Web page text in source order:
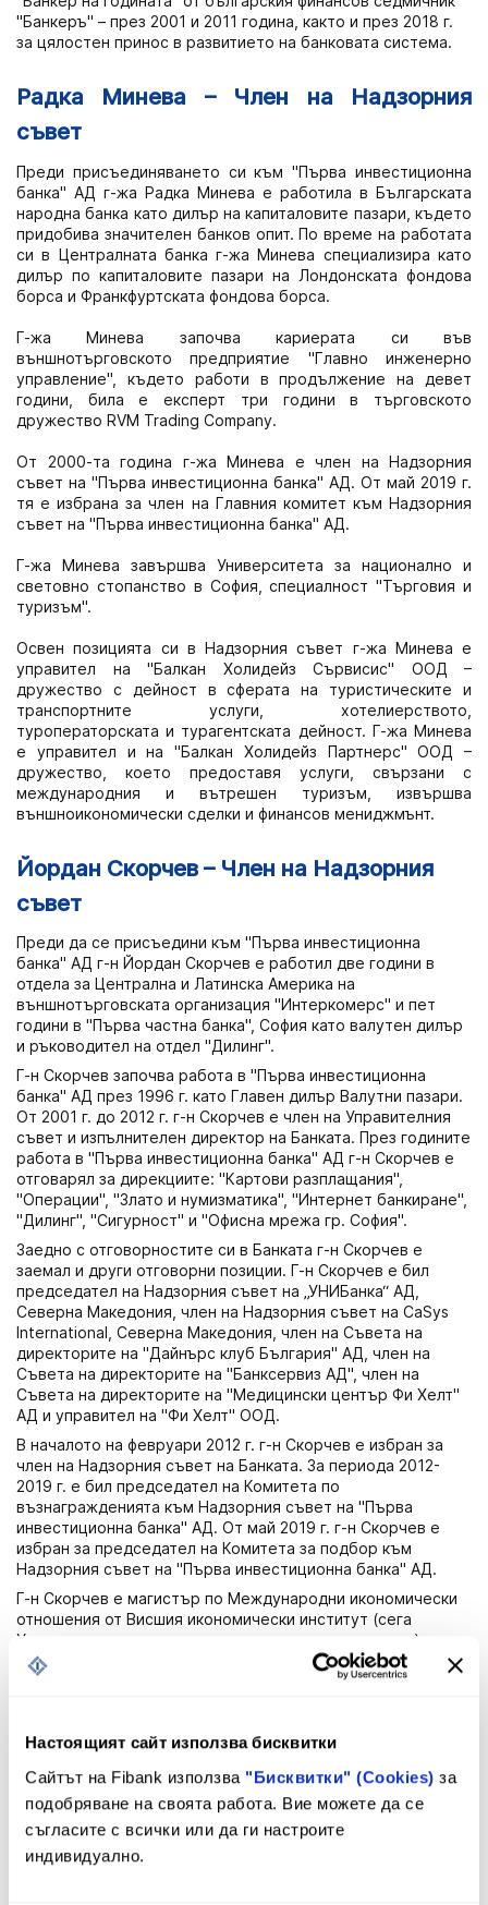
Настоящият сайт използва бисквитки
Сайтът на Fibank използва "Бисквитки" (Cookies) за
подобряване на своята работа. Вие можете да се
съгласите с всички или да ги настроите
индивидуално.
"Банкеръ" – през 2001 и 2011 година, както и през 2018 г.
за цялостен принос в развитието на банковата система.
Радка Минева – Член на Надзорния
съвет
Преди присъединяването си към "Първа инвестиционна
банка" АД г-жа Радка Минева е работила в Българската
народна банка като дилър на капиталовите пазари, където
придобива значителен банков опит. По време на работата
си в Централната банка г-жа Минева специализира като
дилър по капиталовите пазари на Лондонската фондова
борса и Франкфуртската фондова борса.
Г-жа Минева започва кариерата си във
външнотърговското предприятие "Главно инженерно
управление", където работи в продължение на девет
години, била е експерт три години в търговското
дружество RVM Trading Company.
От 2000-та година г-жа Минева е член на Надзорния
съвет на "Първа инвестиционна банка" АД. От май 2019 г.
тя е избрана за член на Главния комитет към Надзорния
съвет на "Първа инвестиционна банка" АД.
Г-жа Минева завършва Университета за национално и
световно стопанство в София, специалност "Търговия и
туризъм".
Освен позицията си в Надзорния съвет г-жа Минева е
управител на "Балкан Холидейз Сървисис" ООД –
дружество с дейност в сферата на туристическите и
транспортните услуги, хотелиерството,
туроператорската и турагентската дейност. Г-жа Минева
е управител и на "Балкан Холидейз Партнерс" ООД –
дружество, което предоставя услуги, свързани с
международния и вътрешен туризъм, извършва
външноикономически сделки и финансов мениджмънт.
Йордан Скорчев – Член на Надзорния
съвет
Преди да се присъедини към "Първа инвестиционна
банка" АД г-н Йордан Скорчев е работил две години в
отдела за Централна и Латинска Америка на
външнотърговската организация "Интеркомерс" и пет
години в "Първа частна банка", София като валутен дилър
и ръководител на отдел "Дилинг".
Г-н Скорчев започва работа в "Първа инвестиционна
банка" АД през 1996 г. като Главен дилър Валутни пазари.
От 2001 г. до 2012 г. г-н Скорчев е член на Управителния
съвет и изпълнителен директор на Банката. През годините
работа в "Първа инвестиционна банка" АД г-н Скорчев е
отговарял за дирекциите: "Картови разплащания",
"Операции", "Злато и нумизматика", "Интернет банкиране",
"Дилинг", "Сигурност" и "Офисна мрежа гр. София".
Заедно с отговорностите си в Банката г-н Скорчев е
заемал и други отговорни позиции. Г-н Скорчев е бил
председател на Надзорния съвет на „УНИБанка“ АД,
Северна Македония, член на Надзорния съвет на CaSys
International, Северна Македония, член на Съвета на
директорите на "Дайнърс клуб България" АД, член на
Съвета на директорите на "Банксервиз АД", член на
Съвета на директорите на "Медицински център Фи Хелт"
АД и управител на "Фи Хелт" ООД.
В началото на февруари 2012 г. г-н Скорчев е избран за
член на Надзорния съвет на Банката. За периода 2012-
2019 г. е бил председател на Комитета по
възнагражденията към Надзорния съвет на "Първа
инвестиционна банка" АД. От май 2019 г. г-н Скорчев е
избран за председател на Комитета за подбор към
Надзорния съвет на "Първа инвестиционна банка" АД.
Г-н Скорчев е магистър по Международни икономически
отношения от Висшия икономически институт (сега
Университет за национално и световно стопанство) в
София. Специализира банкиране в Люксембург, суапови
сделки в Euromoney и фючърси и опции към Чикагската
Юрки Коскело – Член на Надзорния
съвет
Г-н Юрки Коскело е избран за член на Надзорния съвет на
"Първа инвестиционна банка" АД през юни 2015 г. В